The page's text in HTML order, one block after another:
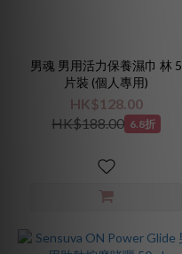
男魂 男用活力保養濕巾 林 5
片裝 (個人專用)
HK$128.00
HK$188.00 6.8折